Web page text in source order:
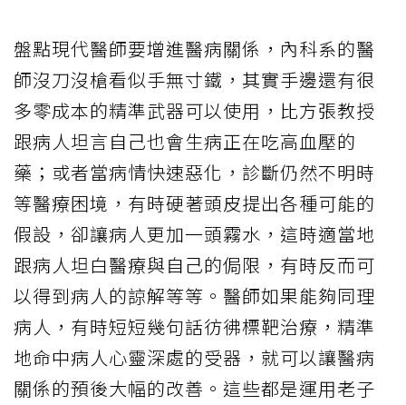
盤點現代醫師要增進醫病關係，內科系的醫
師沒刀沒槍看似手無寸鐵，其實手邊還有很
多零成本的精準武器可以使用，比方張教授
跟病人坦言自己也會生病正在吃高血壓的
藥；或者當病情快速惡化，診斷仍然不明時
等醫療困境，有時硬著頭皮提出各種可能的
假設，卻讓病人更加一頭霧水，這時適當地
跟病人坦白醫療與自己的侷限，有時反而可
以得到病人的諒解等等。醫師如果能夠同理
病人，有時短短幾句話彷彿標靶治療，精準
地命中病人心靈深處的受器，就可以讓醫病
關係的預後大幅的改善。這些都是運用老子